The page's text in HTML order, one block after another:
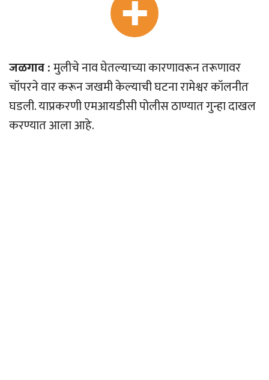
जळगाव :मुलीचे नाव घेतल्याच्या कारणावरून तरूणावर
चॉपरने वार करून जखमी केल्याची घटना रामेश्वर कॉलनीत
घडली. याप्रकरणी एमआयडीसी पोलीस ठाण्यात गुन्हा दाखल
करण्यात आला आहे.